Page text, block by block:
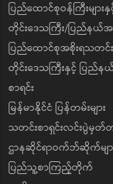
ပြည်ထောင်စုဝန်ကြီးများ
တိုင်းဒေသကြီး/ပြည်နယ်
ပြည်ထောင်စုအစိုးရသတင်
တိုင်းဒေသကြီးနှင့် ပြည်နယ်
စာရင်း
မြန်မာနိုင်ငံ ပြန်တမ်းများ
သတင်းစာရှင်းလင်းပွဲမှတ်တ
ဌာနဆိုင်ရာဝက်ဘ်ဆိုက်မျာ
ပြည်သူ့စာကြည့်တိုက်